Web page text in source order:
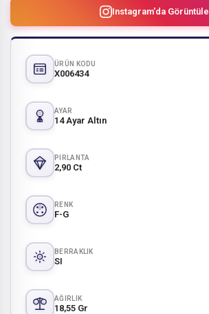
Instagram'da Görüntüle
ÜRÜN KODU
X006434
AYAR
14 Ayar Altın
PIRLANTA
2,90 Ct
RENK
F-G
BERRAKLIK
SI
AĞIRLIK
18,55 Gr